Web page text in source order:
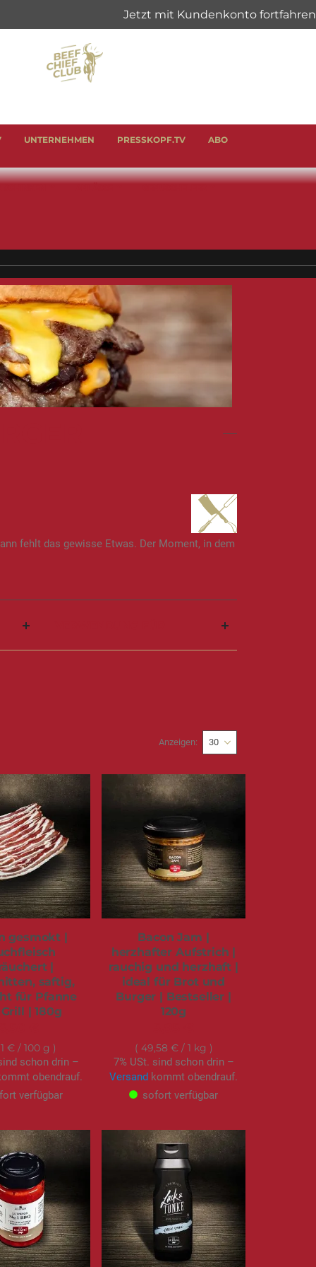
UNTERNEHMEN PRESSKOPF.TV ABO
fehlt das gewisse Etwas. Der Moment, in dem
Anzeigen
gesmokt |
|
saftig,
für Pfanne
| 180g
€ / 100 g
schon drin –
obendrauf.
verfügbar
Bacon Jam |
herzhafter Aufstrich |
rauchig und herzhaft |
ideal für Brot und
Burger | Bestseller |
120g
49,58 €/ 1 kg
7% USt. sind schon drin –
Versand kommt obendrauf.
sofort verfügbar